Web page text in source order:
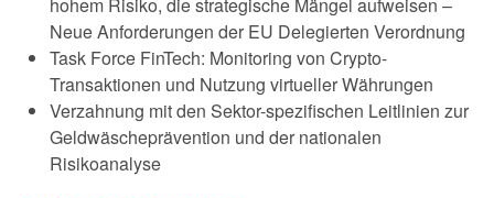
Neue Anforderungen der EU Delegierten Verordnung
Task Force FinTech: Monitoring von Crypto-
Transaktionen und Nutzung virtueller Währungen
Verzahnung mit den Sektor-spezifischen Leitlinien zur
Geldwäscheprävention und der nationalen
Risikoanalyse